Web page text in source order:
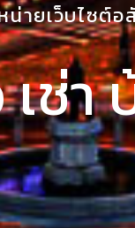
น่ายเว็บไซต์อ
ช่